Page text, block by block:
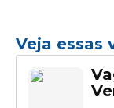
Veja essas